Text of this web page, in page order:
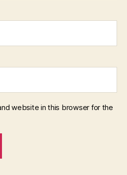
website in this browser for the